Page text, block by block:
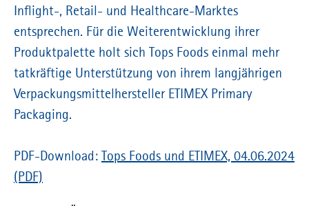
Inflight-, Retail- und Healthcare-Marktes
entsprechen. Für die Weiterentwicklung ihrer
Produktpalette holt sich Tops Foods einmal mehr
tatkräftige Unterstützung von ihrem langjährigen
Verpackungsmittelhersteller ETIMEX Primary
Packaging.
PDF-Download: Tops Foods und ETIMEX, 04.06.2024
(PDF)